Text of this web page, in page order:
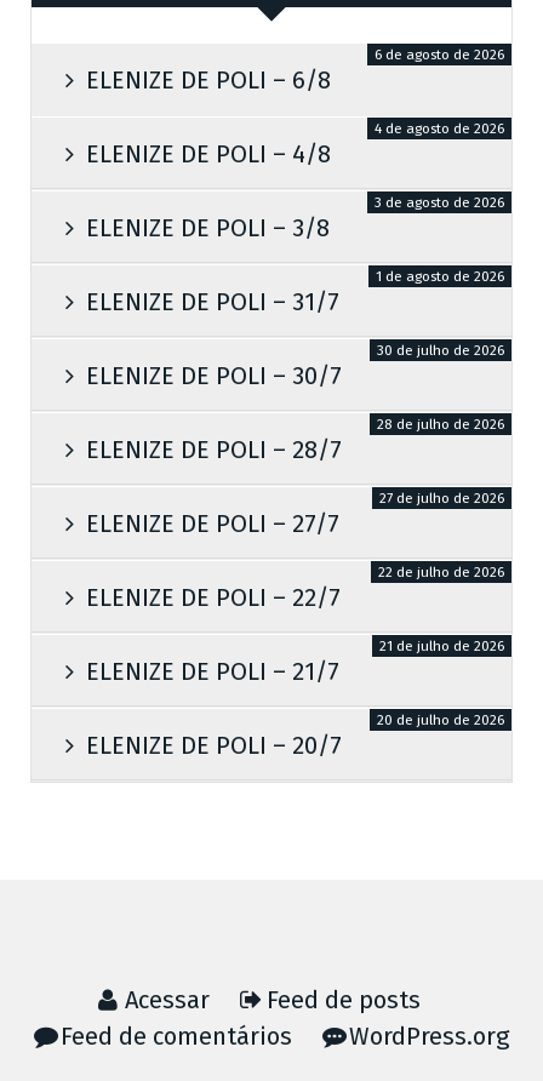
ELENIZE DE POLI – 6/8
6 de agosto de 2026
ELENIZE DE POLI – 4/8
4 de agosto de 2026
ELENIZE DE POLI – 3/8
3 de agosto de 2026
ELENIZE DE POLI – 31/7
1 de agosto de 2026
ELENIZE DE POLI – 30/7
30 de julho de 2026
ELENIZE DE POLI – 28/7
28 de julho de 2026
ELENIZE DE POLI – 27/7
27 de julho de 2026
ELENIZE DE POLI – 22/7
22 de julho de 2026
ELENIZE DE POLI – 21/7
21 de julho de 2026
ELENIZE DE POLI – 20/7
20 de julho de 2026
Acessar
Feed de posts
Feed de comentários
WordPress.org